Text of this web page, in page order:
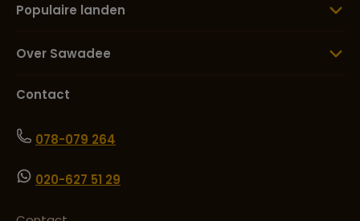
Populaire landen
Over Sawadee
Contact
078-079 264
020-627 51 29